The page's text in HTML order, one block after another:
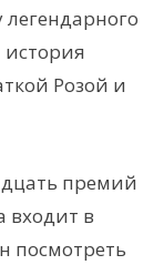
история
Розой и
премий
входит в
посмотреть